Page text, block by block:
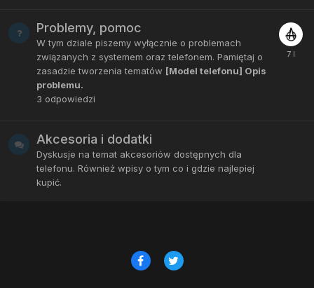
Problemy, pomoc
W tym dziale piszemy wyłącznie o problemach
związanych z systemem oraz telefonem. Pamiętaj o
zasadzie tworzenia tematów [Model telefonu] Opis
problemu.
3 odpowiedzi
Akcesoria i dodatki
Dyskusje na temat akcesoriów dostępnych dla
telefonu. Również wpisy o tym co i gdzie najlepiej
kupić.